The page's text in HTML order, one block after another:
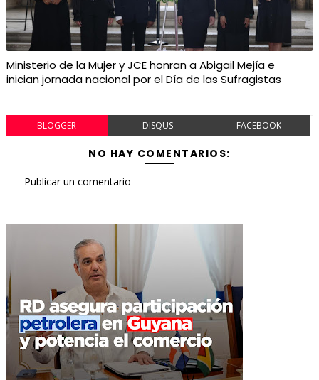
Ministerio de la Mujer y JCE honran a Abigail Mejía e
inician jornada nacional por el Día de las Sufragistas
BLOGGER DISQUS FACEBOOK
NO HAY COMENTARIOS:
Publicar un comentario